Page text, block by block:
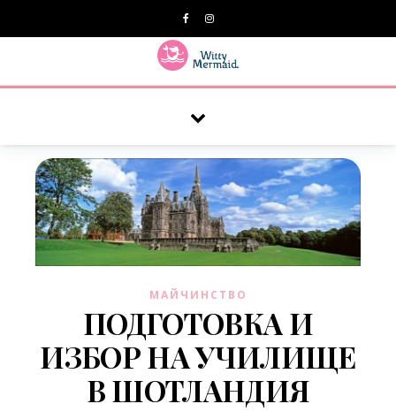
МАЙЧИНСТВО
ПОДГОТОВКА И
ИЗБОР НА УЧИЛИЩЕ
В ШОТЛАНДИЯ